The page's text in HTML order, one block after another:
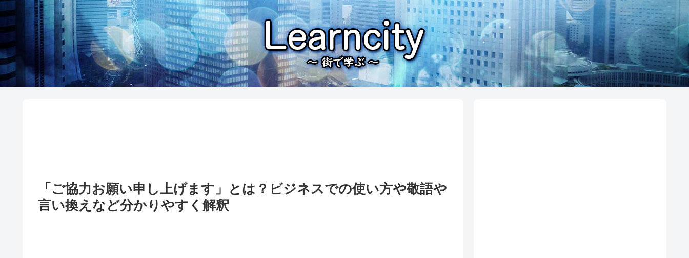
「ご協力お願い申し上げます」とは？ビジネスでの使い方や敬語や
言い換えなど分かりやすく解釈